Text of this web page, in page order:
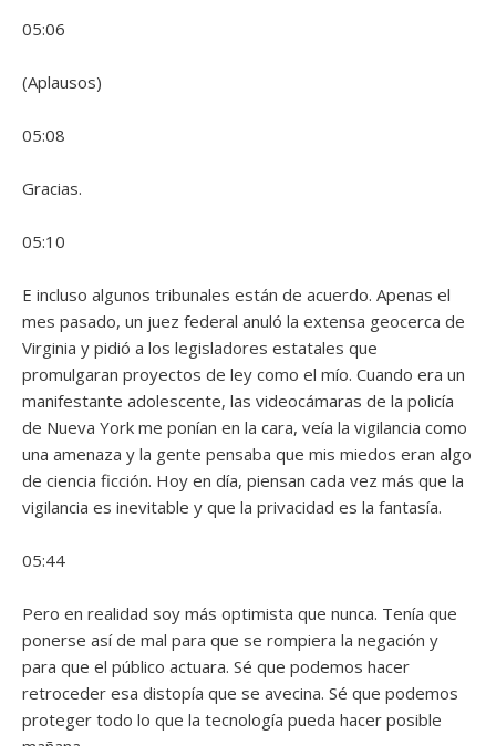
05:06
(Aplausos)
05:08
Gracias.
05:10
E incluso algunos tribunales están de acuerdo. Apenas el
mes pasado, un juez federal anuló la extensa geocerca de
Virginia y pidió a los legisladores estatales que
promulgaran proyectos de ley como el mío. Cuando era un
manifestante adolescente, las videocámaras de la policía
de Nueva York me ponían en la cara, veía la vigilancia como
una amenaza y la gente pensaba que mis miedos eran algo
de ciencia ficción. Hoy en día, piensan cada vez más que la
vigilancia es inevitable y que la privacidad es la fantasía.
05:44
Pero en realidad soy más optimista que nunca. Tenía que
ponerse así de mal para que se rompiera la negación y
para que el público actuara. Sé que podemos hacer
retroceder esa distopía que se avecina. Sé que podemos
proteger todo lo que la tecnología pueda hacer posible